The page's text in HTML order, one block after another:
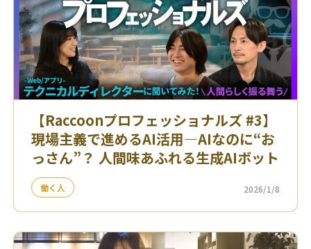
【Raccoonプロフェッショナルズ #3】
現場主義で進めるAI活用—AIなのに“お
っさん”？ 人間味あふれる生成AIボット
働く人 2026/1/8